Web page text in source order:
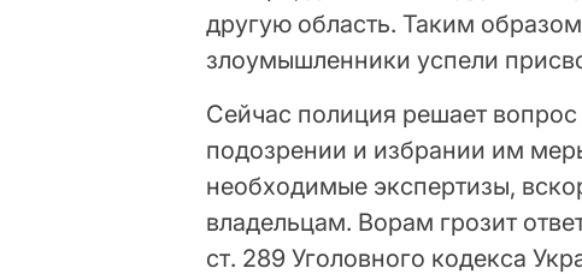
другую область. Таким
злоумышленники успели
Сейчас полиция решает
подозрении и избрании им
необходимые экспертизы,
владельцам. Ворам грозит
ст. 289 Уголовного кодекса